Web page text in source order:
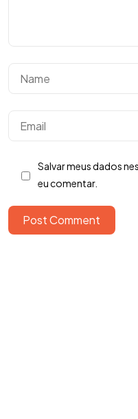
Salvar meus dados
eu comentar.
Post Comment